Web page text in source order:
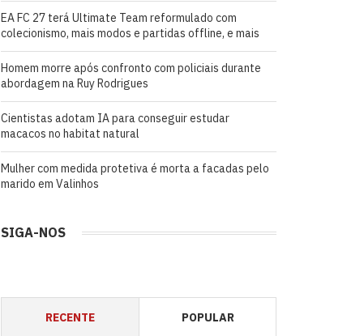
EA FC 27 terá Ultimate Team reformulado com
colecionismo, mais modos e partidas offline, e mais
Homem morre após confronto com policiais durante
abordagem na Ruy Rodrigues
Cientistas adotam IA para conseguir estudar
macacos no habitat natural
Mulher com medida protetiva é morta a facadas pelo
marido em Valinhos
SIGA-NOS
RECENTE POPULAR